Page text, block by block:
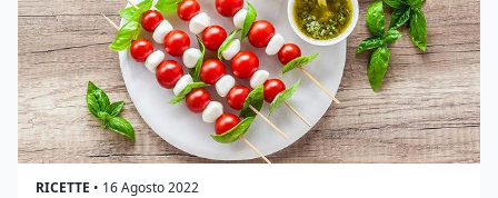
RICETTE • 16 Agosto 2022